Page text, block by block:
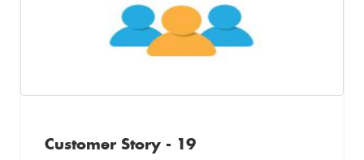
Customer Story - 19